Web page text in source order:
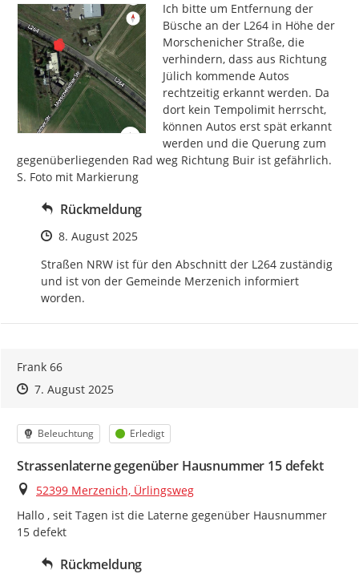
Ich bitte um Entfernung der
Büsche an der L264 in Höhe der
Morschenicher Straße, die
verhindern, dass aus Richtung
Jülich kommende Autos
rechtzeitig erkannt werden. Da
dort kein Tempolimit herrscht,
können Autos erst spät erkannt
werden und die Querung zum
gegenüberliegenden Rad weg Richtung Buir ist gefährlich.
S. Foto mit Markierung
Rückmeldung
Zeitpunkt des Erstellens
8. August 2025
Straßen NRW ist für den Abschnitt der L264 zuständig
und ist von der Gemeinde Merzenich informiert
worden.
Frank 66
Zeitpunkt des Erstellens
Zeitpunkt des Erstellens
7. August 2025Zur Äußerung
Kategorie
Beleuchtung Status
Erledigt
Strassenlaterne gegenüber Hausnummer 15 defekt
Ort
52399 Merzenich, Ürlingsweg
Hallo , seit Tagen ist die Laterne gegenüber Hausnummer
15 defekt
Rückmeldung